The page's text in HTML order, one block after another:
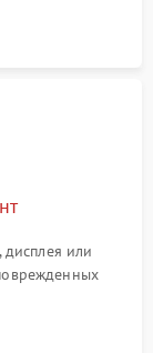
компонентов
или
элементов